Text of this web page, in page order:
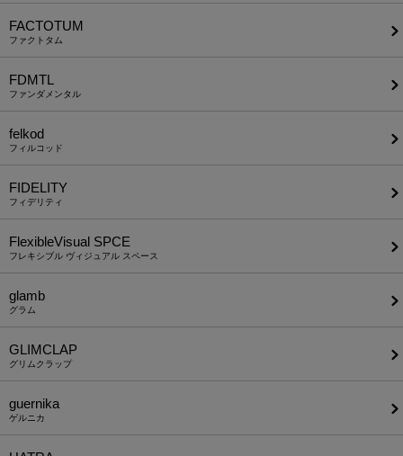
FACTOTUM
ファクトタム
FDMTL
ファンダメンタル
felkod
フィルコッド
FIDELITY
フィデリティ
FlexibleVisual SPCE
フレキシブル ヴィジュアル スペース
glamb
グラム
GLIMCLAP
グリムクラップ
guernika
ゲルニカ